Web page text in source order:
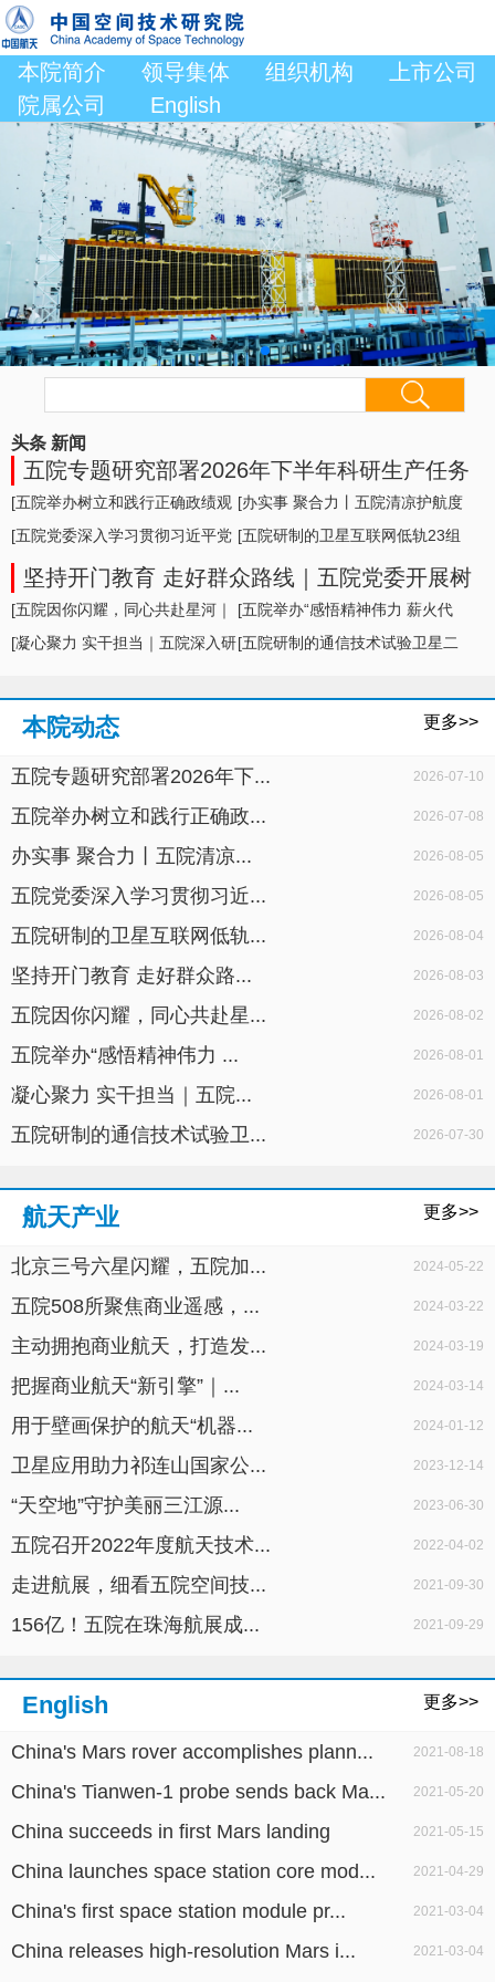
本院简介 领导集体 组织机构
上市公司
院属公司
English
头条 新闻
五院专题研究部署2026年下半年科研生产任务
形势及举措
[五院举办树立和践行正确政绩观
学习教育专题... ]
[办实事 聚合力丨五院清凉护航度
盛夏，暖心... ]
[五院党委深入学习贯彻习近平党
建思想，专题... ]
[五院研制的卫星互联网低轨23组
卫星成功发... ]
坚持开门教育 走好群众路线｜五院党委开展树
立和践行正确政绩观学习教育面对面座谈
[五院因你闪耀，同心共赴星河｜
五院举办20... ]
[五院举办“感悟精神伟力 薪火代
代相传”暨... ]
[凝心聚力 实干担当｜五院深入研[五院研制的通信技术试验卫星二
本院动态 更多>>
五院专题研究部署2026年下... 2026-07-10
五院举办树立和践行正确政... 2026-07-08
办实事 聚合力丨五院清凉... 2026-08-05
五院党委深入学习贯彻习近... 2026-08-05
五院研制的卫星互联网低轨... 2026-08-04
坚持开门教育 走好群众路... 2026-08-03
五院因你闪耀，同心共赴星... 2026-08-02
五院举办“感悟精神伟力 ... 2026-08-01
凝心聚力 实干担当｜五院... 2026-08-01
五院研制的通信技术试验卫... 2026-07-30
航天产业 更多>>
北京三号六星闪耀，五院加... 2024-05-22
五院508所聚焦商业遥感，... 2024-03-22
主动拥抱商业航天，打造发... 2024-03-19
把握商业航天“新引擎”｜... 2024-03-14
用于壁画保护的航天“机器... 2024-01-12
卫星应用助力祁连山国家公... 2023-12-14
“天空地”守护美丽三江源... 2023-06-30
五院召开2022年度航天技术... 2022-04-02
走进航展，细看五院空间技... 2021-09-30
156亿！五院在珠海航展成... 2021-09-29
English 更多>>
China's Mars rover accomplishes plann... 2021-08-18
China's Tianwen-1 probe sends back Ma... 2021-05-20
China succeeds in first Mars landing 2021-05-15
China launches space station core mod... 2021-04-29
China's first space station module pr... 2021-03-04
China releases high-resolution Mars i... 2021-03-04